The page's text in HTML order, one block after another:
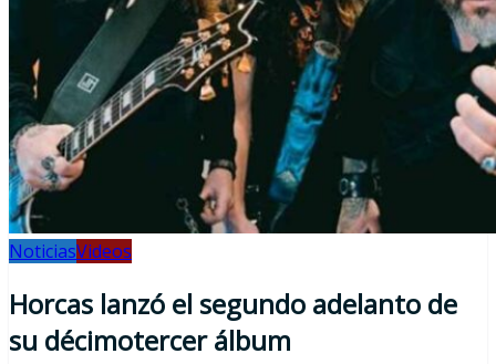
NoticiasVideos
Horcas lanzó el segundo adelanto de
su décimotercer álbum